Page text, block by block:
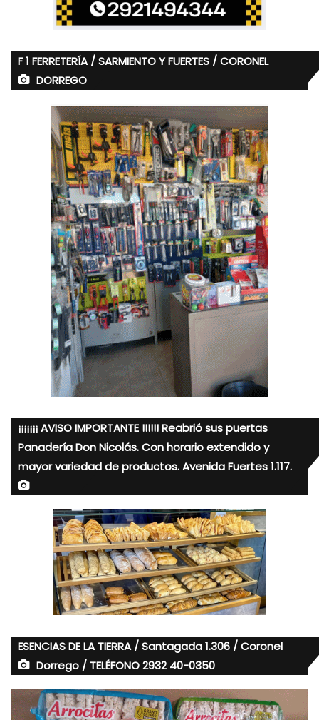
F 1 FERRETERÍA / SARMIENTO Y FUERTES / CORONEL
DORREGO
¡¡¡¡¡¡¡ AVISO IMPORTANTE !!!!!! Reabrió sus puertas
Panadería Don Nicolás. Con horario extendido y
mayor variedad de productos. Avenida Fuertes 1.117.
ESENCIAS DE LA TIERRA / Santagada 1.306 / Coronel
Dorrego / TELÉFONO 2932 40-0350